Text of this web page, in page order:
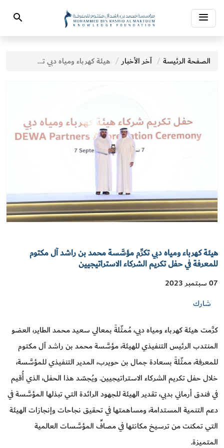
Toggle
navigation
Search
الصفحة الرئيسة آخر الأخبار هيئة كهرباء ومياه دبي تكرِّم مؤسَّسة محمد بن راشد آل مكتوم للمعرفة في حفل تكريم الشركاء الاستراتيجيين
هيئة كهرباء ومياه دبي تكرِّم مؤسَّسة محمد بن راشد آل مكتوم
للمعرفة في حفل تكريم الشركاء الاستراتيجيين
07 سبتمبر 2023
شارك
كرَّمت هيئة كهرباء ومياه دبي، مُمثّلةً بمعالي سعيد محمد الطاير، العضو
المنتدب الرئيس التنفيذي للهيئة، مؤسَّسة محمد بن راشد آل مكتوم
للمعرفة، ممثّلةً بسعادة جمال بن حويرب، المدير التنفيذي للمؤسَّسة،
خلال حفل تكريم الشركاء الاستراتيجيين. ويُجسّد هذا الحفل، الذي أُقيم
في فندق أرماني بدبي، تقدير الهيئة للجهود الرائدة التي تبذلها المؤسَّسة في
دعم التنمية المستدامة، ومساهمتها في تحقيق نجاحات وإنجازات الهيئة
التي تمكنت من ترسيخ مكانتها في مصافِّ المؤسَّسات العالمية
المتميزة.